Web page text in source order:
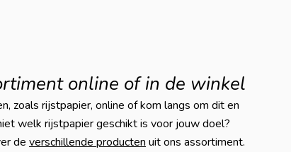
online of in de winkel
zoals rijstpapier, online of kom langs om dit en
welk rijstpapier geschikt is voor jouw doel?
deverschillende producten uit ons assortiment.